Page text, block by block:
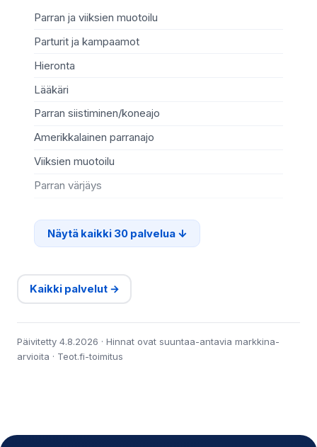
Parran ja viiksien muotoilu
Parturit ja kampaamot
Hieronta
Lääkäri
Parran siistiminen/koneajo
Amerikkalainen parranajo
Viiksien muotoilu
Parran värjäys
Näytä kaikki 30 palvelua
Kaikki palvelut →
Päivitetty 4.8.2026 · Hinnat ovat suuntaa-antavia markkina-
arvioita · Teot.fi-toimitus